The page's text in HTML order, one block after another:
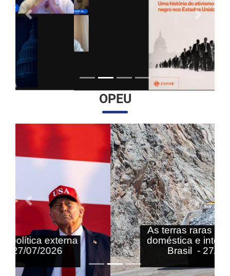
Anterior
OPEU
As terras raras nas agendas
doméstica e internacional do
Brasil - 27/07/2026
Anterior Próximo